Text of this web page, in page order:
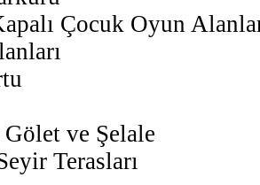
Çocuk Oyun
ve Şelale
Terasları